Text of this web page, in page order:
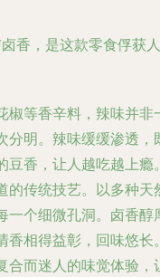
卤香 ，是这款零食俘获人
椒等香辛料，辣味并非
分明。辣味缓缓渗透，
豆香，让人越吃越上瘾
的传统技艺。以多种天
一个细微孔洞。卤香醇
香相得益彰，回味悠长
合而迷人的味觉体验，